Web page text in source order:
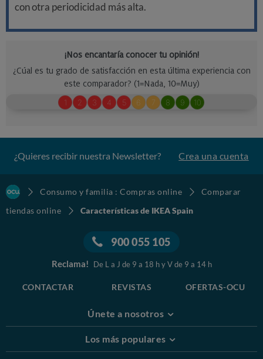
con otra periodicidad más alta.
¿Quieres recibir nuestra Newsletter? Crea una cuenta
Consumo y familia : Compras online
Comparar
tiendas online
Características de IKEA Spain
900 055 105
Reclama! De L a J de 9 a 18 h y V de 9 a 14 h
CONTACTAR REVISTAS OFERTAS-OCU
Únete a nosotros
Los más populares